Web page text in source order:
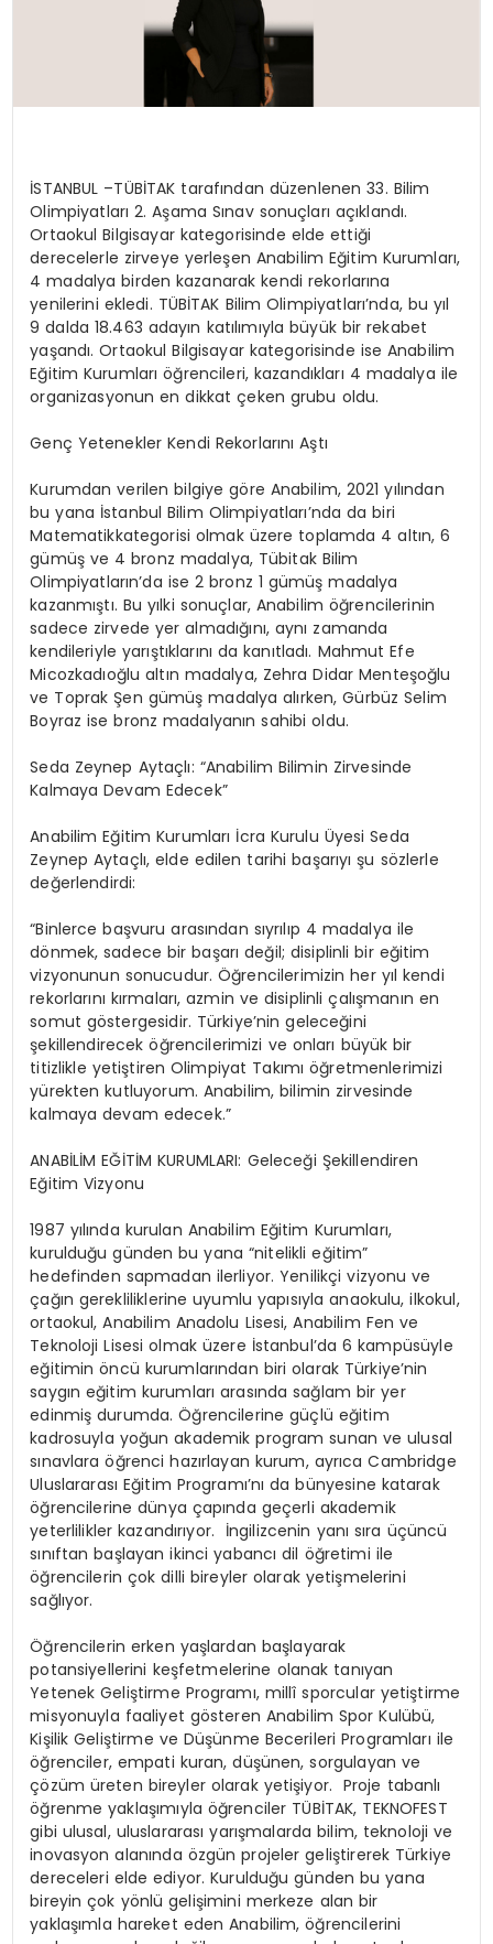
İSTANBUL –TÜBİTAK tarafından düzenlenen 33. Bilim
Olimpiyatları 2. Aşama Sınav sonuçları açıklandı.
Ortaokul Bilgisayar kategorisinde elde ettiği
derecelerle zirveye yerleşen Anabilim Eğitim Kurumları,
4 madalya birden kazanarak kendi rekorlarına
yenilerini ekledi. TÜBİTAK Bilim Olimpiyatları’nda, bu yıl
9 dalda 18.463 adayın katılımıyla büyük bir rekabet
yaşandı. Ortaokul Bilgisayar kategorisinde ise Anabilim
Eğitim Kurumları öğrencileri, kazandıkları 4 madalya ile
organizasyonun en dikkat çeken grubu oldu.
Genç Yetenekler Kendi Rekorlarını Aştı
Kurumdan verilen bilgiye göre Anabilim, 2021 yılından
bu yana İstanbul Bilim Olimpiyatları’ndada biri
Matematikkategorisi olmak üzere toplamda 4 altın, 6
gümüş ve 4 bronz madalya, Tübitak Bilim
Olimpiyatların’da ise 2 bronz 1 gümüş madalya
kazanmıştı. Bu yılki sonuçlar, Anabilim öğrencilerinin
sadece zirvede yer almadığını,aynı zamanda
kendileriyle yarıştıklarını da kanıtladı. Mahmut Efe
Micozkadıoğlu altın madalya, Zehra Didar Menteşoğlu
ve Toprak Şen gümüş madalya alırken, Gürbüz Selim
Boyraz ise bronz madalyanın sahibi oldu.
Seda Zeynep Aytaçlı: “Anabilim Bilimin Zirvesinde
Kalmaya Devam Edecek”
Anabilim Eğitim Kurumları İcra Kurulu Üyesi Seda
Zeynep Aytaçlı, elde edilen tarihi başarıyı şu sözlerle
değerlendirdi:
“Binlerce başvuru arasından sıyrılıp 4 madalya ile
dönmek, sadece bir başarı değil; disiplinli bir eğitim
vizyonunun sonucudur. Öğrencilerimizin her yıl kendi
rekorlarını kırmaları,azmin ve disiplinli çalışmanın en
somut göstergesidir. Türkiye’nin geleceğini
şekillendirecek öğrencilerimizi ve onları büyük bir
titizlikle yetiştiren Olimpiyat Takımı öğretmenlerimizi
yürekten kutluyorum. Anabilim, bilimin zirvesinde
kalmaya devam edecek.”
ANABİLİM EĞİTİM KURUMLARI: Geleceği Şekillendiren
Eğitim Vizyonu
1987 yılında kurulan Anabilim Eğitim Kurumları,
kurulduğu günden bu yana “nitelikli eğitim”
hedefinden sapmadan ilerliyor.Yenilikçi vizyonu ve
çağın gerekliliklerine uyumlu yapısıyla anaokulu, ilkokul,
ortaokul, Anabilim Anadolu Lisesi, Anabilim Fen ve
Teknoloji Lisesi olmak üzere İstanbul’da6 kampüsüyle
eğitimin öncü kurumlarından biri olarak Türkiye’nin
saygın eğitim kurumları arasında sağlam bir yer
edinmiş durumda. Öğrencilerine güçlü eğitim
kadrosuyla yoğun akademik program sunan ve ulusal
sınavlara öğrenci hazırlayan kurum, ayrıca Cambridge
Uluslararası Eğitim Programı’nı da bünyesine katarak
öğrencilerine dünya çapında geçerli akademik
yeterlilikler kazandırıyor. İngilizcenin yanı sıra üçüncü
sınıftan başlayan ikinci yabancı dil öğretimi ile
öğrencilerin çok dilli bireyler olarak yetişmelerini
sağlıyor.
Öğrencilerin erken yaşlardan başlayarak
potansiyellerini keşfetmelerine olanak tanıyan
Yetenek Geliştirme Programı, millî sporcular yetiştirme
misyonuyla faaliyet gösteren Anabilim Spor Kulübü,
Kişilik Geliştirme ve Düşünme Becerileri Programları ile
öğrenciler, empati kuran, düşünen, sorgulayan ve
çözüm üreten bireyler olarak yetişiyor. Proje tabanlı
öğrenme yaklaşımıyla öğrenciler TÜBİTAK, TEKNOFEST
gibi ulusal, uluslararası yarışmalarda bilim, teknoloji ve
inovasyon alanında özgün projeler geliştirerek Türkiye
dereceleri elde ediyor. Kurulduğu günden bu yana
bireyin çok yönlü gelişimini merkeze alan bir
yaklaşımla hareket eden Anabilim, öğrencilerini